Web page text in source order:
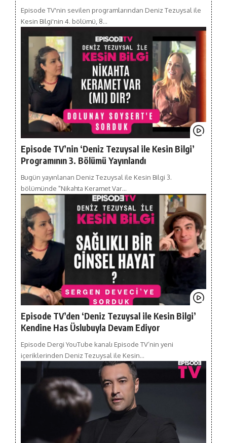
Episode TV'nin sevilen programlarından Deniz Tezuysal ile
Kesin Bilgi'nin 4. bölümü, 8…
Episode TV’nin ‘Deniz Tezuysal ile Kesin Bilgi’
Programının 3. Bölümü Yayınlandı
Bugün yayınlanan Deniz Tezuysal ile Kesin Bilgi 3.
bölümünde "Nikahta Keramet Var…
Episode TV’den ‘Deniz Tezuysal ile Kesin Bilgi’
Kendine Has Üslubuyla Devam Ediyor
Episode Dergi YouTube kanalı Episode TV’nin yeni
içeriklerinden Deniz Tezuysal ile Kesin…